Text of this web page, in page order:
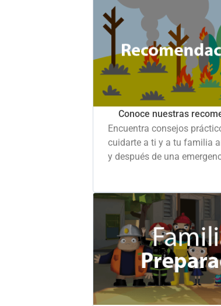
Conoce nuestras
Encuentra consejos
cuidarte a ti y a tu familia
y después de una